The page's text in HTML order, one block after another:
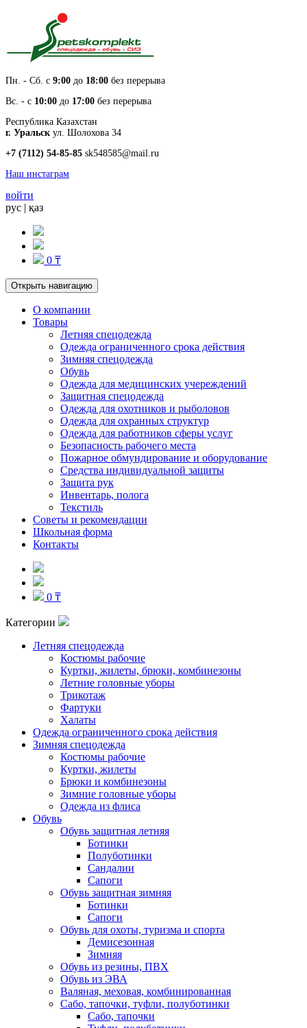
Пн. - Cб. с 9:00 до 18:00 без перерыва
Вс. - с 10:00 до 17:00 без перерыва
Республика Казахстан
г. Уральск ул. Шолохова 34
+7 (7112) 54-85-85 sk548585@mail.ru
Наш инстаграм
войти
рус | қаз
0 ₸
Открыть навигацию
О компании
Товары
Летняя спецодежда
Одежда ограниченного срока действия
Зимняя спецодежда
Обувь
Одежда для медицинских учереждений
Защитная спецодежда
Одежда для охотников и рыболовов
Одежда для охранных структур
Одежда для работников сферы услуг
Безопасность рабочего места
Пожарное обмундирование и оборудование
Средства индивидуальной защиты
Защита рук
Инвентарь, полога
Текстиль
Советы и рекомендации
Школьная форма
Контакты
0 ₸
Категории
Летняя спецодежда
Костюмы рабочие
Куртки, жилеты, брюки, комбинезоны
Летние головные уборы
Трикотаж
Фартуки
Халаты
Одежда ограниченного срока действия
Зимняя спецодежда
Костюмы рабочие
Куртки, жилеты
Брюки и комбинезоны
Зимние головные уборы
Одежда из флиса
Обувь
Обувь защитная летняя
Ботинки
Полуботинки
Сандалии
Сапоги
Обувь защитная зимняя
Ботинки
Сапоги
Обувь для охоты, туризма и спорта
Демисезонная
Зимняя
Обувь из резины, ПВХ
Обувь из ЭВА
Валяная, меховая, комбинированная
Сабо, тапочки, туфли, полуботинки
Сабо, тапочки